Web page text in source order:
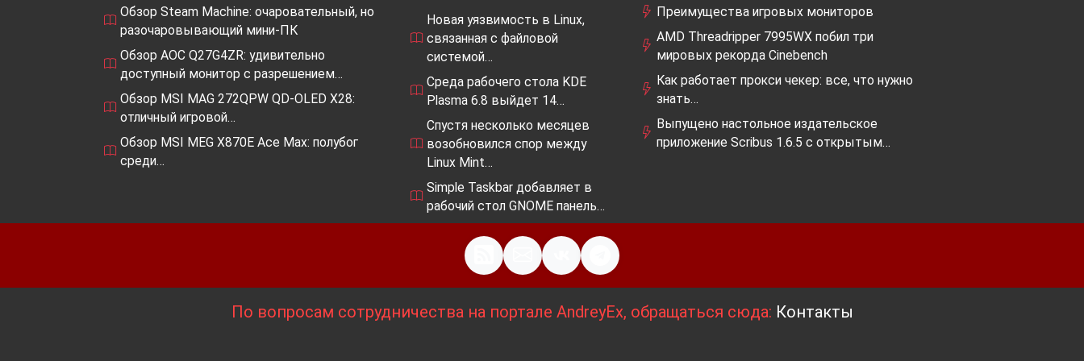
Обзор Steam Machine: очаровательный, но
разочаровывающий мини-ПК
Обзор AOC Q27G4ZR: удивительно
доступный монитор с разрешением…
Обзор MSI MAG 272QPW QD-OLED X28:
отличный игровой…
Обзор MSI MEG X870E Ace Max: полубог
среди…
Новая уязвимость в Linux,
связанная с файловой
системой…
Среда рабочего стола KDE
Plasma 6.8 выйдет 14…
Спустя несколько месяцев
возобновился спор между
Linux Mint…
Simple Taskbar добавляет в
рабочий стол GNOME панель…
Преимущества игровых мониторов
AMD Threadripper 7995WX побил три
мировых рекорда Cinebench
Как работает прокси чекер: все, что нужно
знать…
Выпущено настольное издательское
приложение Scribus 1.6.5 с открытым…
По вопросам сотрудничества на портале AndreyEx, обращаться сюда: Контакты